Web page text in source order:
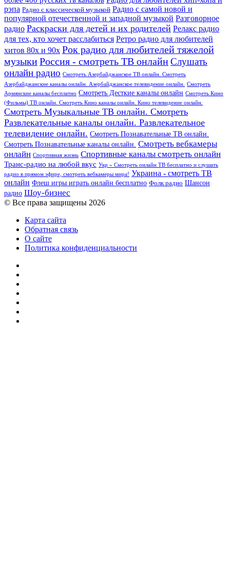
рэпа Радио с классической музыкой Радио с самой новой и
популярной отечественной и западной музыкой Разговорное
радио Раскраски для детей и их родителей Релакс радио
для тех, кто хочет расслабиться Ретро радио для любителей
хитов 80х и 90х Рок радио для любителей тяжелой
музыкиРоссия - смотреть ТВ онлайнСлушать
онлайн радио Смотреть Азербайджанское ТВ онлайн. Смотреть
Азербайджанские каналы онлайн. Азербайджанское телевидение онлайн.
Смотреть
Армянские каналы бесплатно Смотреть Десткие каналы онлайн Смотреть Кино
(Фильмы) ТВ онлайн. Смотреть Кино каналы онлайн. Кино телевидение онлайн.
Смотреть Музыкальные ТВ онлайн. Смотреть
Развлекательные каналы онлайн. Развлекательное
телевидение онлайн. Смотреть Познавательные ТВ онлайн.
Смотреть Познавательные каналы онлайн. Смотреть вебкамеры
онлайн Спортивная жизнь Спортивные каналы смотреть онлайн
Транс-радио на любой вкус Укр » Смотреть онлайн ТВ бесплатно и слушать
радио в прямом эфире, смотреть вебкамеры мира! Украина - смотреть ТВ
онлайн Флеш игры играть онлайн бесплатно Фолк радио Шансон
радио Шоу-бизнес
© Все права защищены 2026
Карта сайта
Обратная связь
О сайте
Политика конфиденциальности